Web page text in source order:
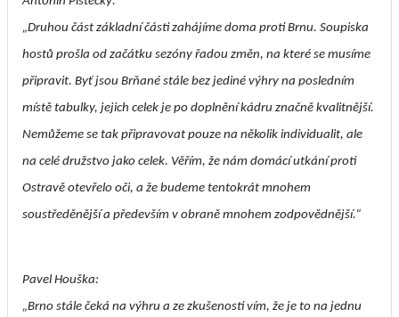
„Druhou část základní části zahájíme doma proti Brnu. Soupiska
hostů prošla od začátku sezóny řadou změn, na které se musíme
připravit. Byť jsou Brňané stále bez jediné výhry na posledním
místě tabulky, jejich celek je po doplnění kádru značně kvalitnější.
Nemůžeme se tak připravovat pouze na několik individualit, ale
na celé družstvo jako celek. Věřím, že nám domácí utkání proti
Ostravě otevřelo oči, a že budeme tentokrát mnohem
soustředěnější a především v obraně mnohem zodpovědnější.“
Pavel Houška:
„Brno stále čeká na výhru a ze zkušenosti vím, že je to na jednu